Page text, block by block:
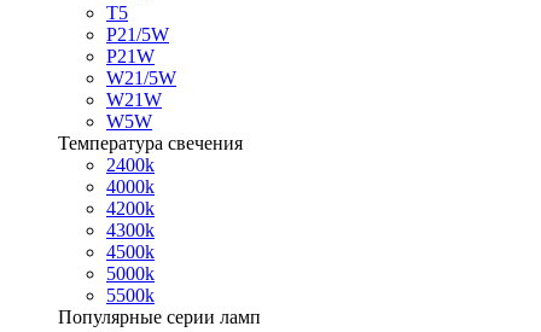
T5
P21/5W
P21W
W21/5W
W21W
W5W
Температура свечения
2400k
4000k
4200k
4300k
4500k
5000k
5500k
Популярные серии ламп